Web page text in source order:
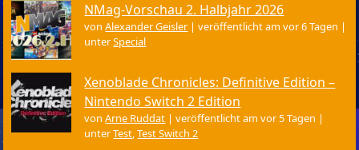
NMag-Vorschau 2. Halbjahr 2026
vonAlexander Geisler |veröffentlicht am vor 6 Tagen |
unterSpecial
Xenoblade Chronicles: Definitive Edition –
Nintendo Switch 2 Edition
vonArne Ruddat |veröffentlicht am vor 5 Tagen |
unterTest,Test Switch 2